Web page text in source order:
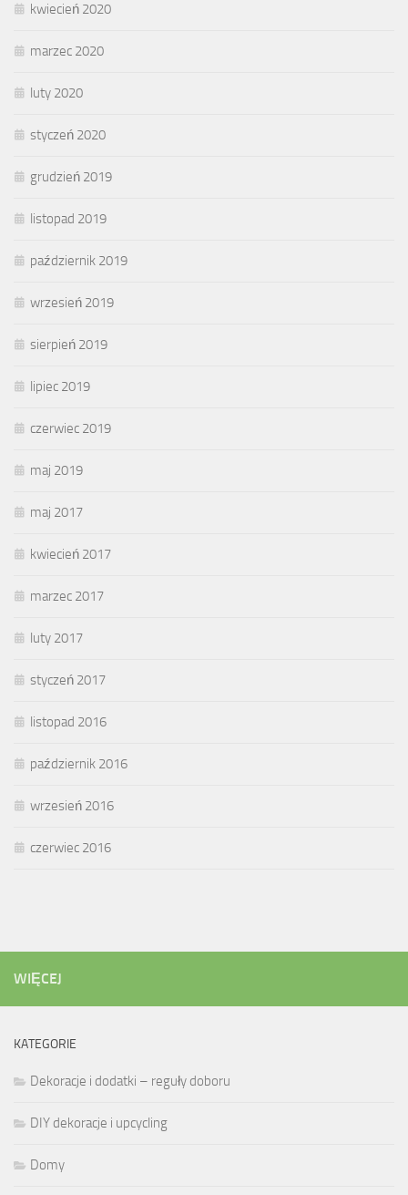
kwiecień 2020
marzec 2020
luty 2020
styczeń 2020
grudzień 2019
listopad 2019
październik 2019
wrzesień 2019
sierpień 2019
lipiec 2019
czerwiec 2019
maj 2019
maj 2017
kwiecień 2017
marzec 2017
luty 2017
styczeń 2017
listopad 2016
październik 2016
wrzesień 2016
czerwiec 2016
WIĘCEJ
KATEGORIE
Dekoracje i dodatki – reguły doboru
DIY dekoracje i upcycling
Domy